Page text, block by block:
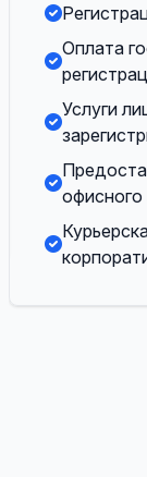
Оплата
Услуги